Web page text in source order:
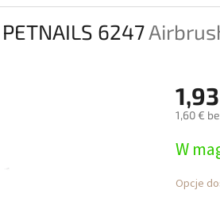
6247
1,60 €
W
Opcje